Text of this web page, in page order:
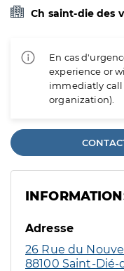
Ch saint-die des
En cas
experience or
immediatly call
organization).
Adresse
26 Rue du
88100 Saint-Dié-